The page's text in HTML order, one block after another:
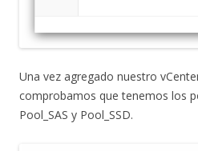
Una vez agregado nuestro
comprobamos que tenemos los
Pool_SAS y Pool_SSD.